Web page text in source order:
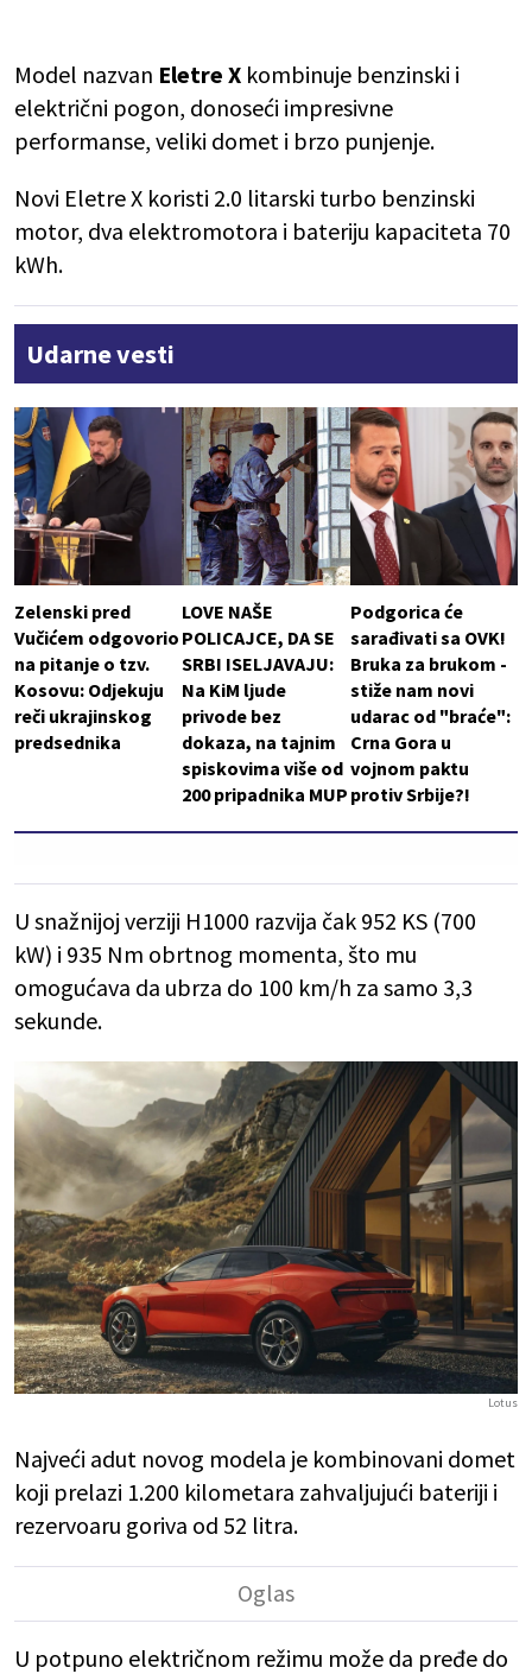
Model nazvan Eletre X kombinuje benzinski i
električni pogon, donoseći impresivne
performanse, veliki domet i brzo punjenje.
Novi Eletre X koristi 2.0 litarski turbo benzinski
motor, dva elektromotora i bateriju kapaciteta 70
kWh.
Udarne vesti
Zelenski pred
Vučićem odgovorio
na pitanje o tzv.
Kosovu: Odjekuju
reči ukrajinskog
predsednika
LOVE NAŠE
POLICAJCE, DA SE
SRBI ISELJAVAJU:
Na KiM ljude
privode bez
dokaza, na tajnim
spiskovima više od
200 pripadnika MUP
Podgorica će
sarađivati sa OVK!
Bruka za brukom -
stiže nam novi
udarac od "braće":
Crna Gora u
vojnom paktu
protiv Srbije?!
U snažnijoj verziji H1000 razvija čak 952 KS (700
kW) i 935 Nm obrtnog momenta, što mu
omogućava da ubrza do 100 km/h za samo 3,3
sekunde.
Lotus
Najveći adut novog modela je kombinovani domet
koji prelazi 1.200 kilometara zahvaljujući bateriji i
rezervoaru goriva od 52 litra.
U potpuno električnom režimu može da pređe do